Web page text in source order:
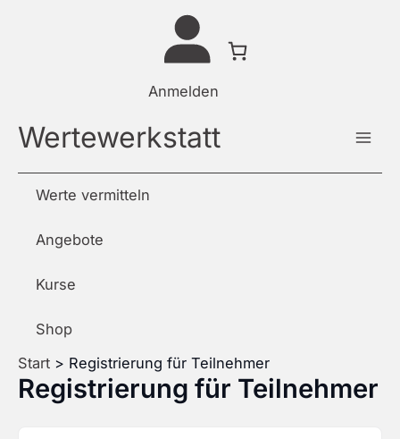
Anmelden
Wertewerkstatt
Werte vermitteln
Angebote
Kurse
Shop
Start
Registrierung für Teilnehmer
Registrierung für Teilnehmer